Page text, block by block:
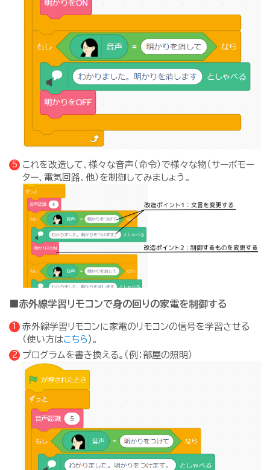
これを改造して、様々な音声（命令）で様々な物（サーボモー
ター、電気回路、他）を制御してみましょう。
■赤外線学習リモコンで身の回りの家電を制御する
赤外線学習リモコンに家電のリモコンの信号を学習させる
（使い方はこちら )。
プログラムを書き換える。（例：部屋の照明）